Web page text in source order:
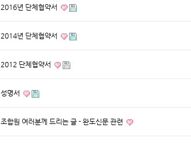
2016년 단체협약서
2014년 단체협약서
2012 단체협약서
성명서
조합원 여러분께 드리는 글 - 완도신문 관련